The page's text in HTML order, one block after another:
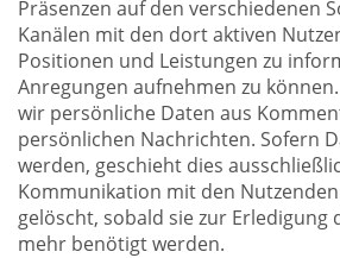
Präsenzen auf den verschiedenen
Kanälen mit den dort aktiven
Positionen und Leistungen zu
Anregungen aufnehmen zu
wir persönliche Daten aus
persönlichen Nachrichten. Sofern
werden, geschieht dies
Kommunikation mit den
gelöscht, sobald sie zur Erledigung
mehr benötigt werden.